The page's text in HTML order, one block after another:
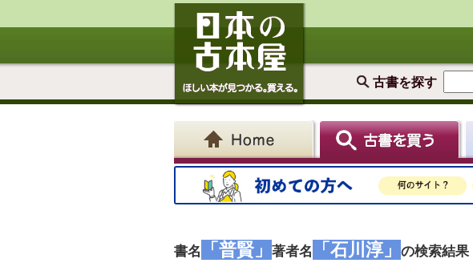
古書を探す
書名 「普賢」 著者名 「石川淳」 の検索結果